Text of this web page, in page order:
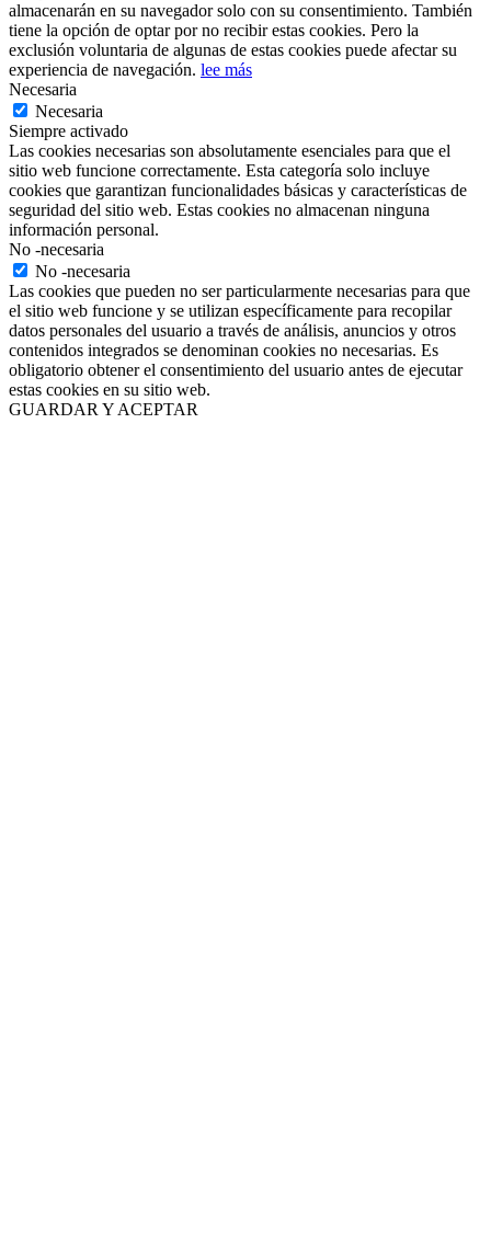
almacenarán en su navegador solo con su consentimiento. También
tiene la opción de optar por no recibir estas cookies. Pero la
exclusión voluntaria de algunas de estas cookies puede afectar su
experiencia de navegación. lee más
Necesaria
Necesaria
Siempre activado
Las cookies necesarias son absolutamente esenciales para que el
sitio web funcione correctamente. Esta categoría solo incluye
cookies que garantizan funcionalidades básicas y características de
seguridad del sitio web. Estas cookies no almacenan ninguna
información personal.
No -necesaria
No -necesaria
Las cookies que pueden no ser particularmente necesarias para que
el sitio web funcione y se utilizan específicamente para recopilar
datos personales del usuario a través de análisis, anuncios y otros
contenidos integrados se denominan cookies no necesarias. Es
obligatorio obtener el consentimiento del usuario antes de ejecutar
estas cookies en su sitio web.
GUARDAR Y ACEPTAR